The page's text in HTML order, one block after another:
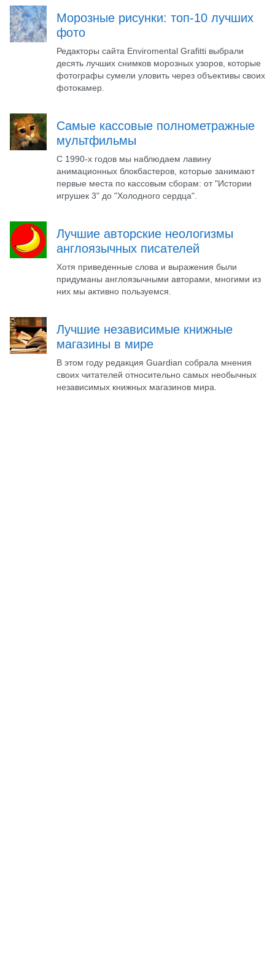
Морозные рисунки: топ-10 лучших
фото
Редакторы сайта Enviromental Grafitti выбрали
десять лучших снимков морозных узоров, которые
фотографы сумели уловить через объективы своих
фотокамер.
Самые кассовые полнометражные
мультфильмы
С 1990-х годов мы наблюдаем лавину
анимационных блокбастеров, которые занимают
первые места по кассовым сборам: от "Истории
игрушек 3" до "Холодного сердца".
Лучшие авторские неологизмы
англоязычных писателей
Хотя приведенные слова и выражения были
придуманы англоязычными авторами, многими из
них мы активно пользуемся.
Лучшие независимые книжные
магазины в мире
В этом году редакция Guardian собрала мнения
своих читателей относительно самых необычных
независимых книжных магазинов мира.